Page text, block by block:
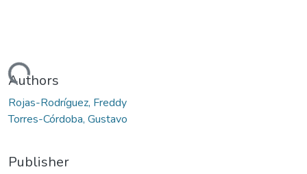
Authors
Rojas-Rodríguez, Freddy
Torres-Córdoba, Gustavo
Publisher